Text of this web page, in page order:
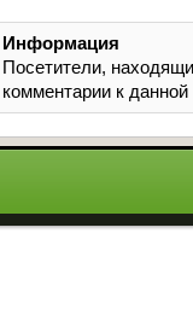
Информация
Посетители,
комментарии к